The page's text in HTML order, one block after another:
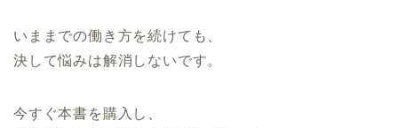
いままでの働き方を続けても、
決して悩みは解消しないです。
今すぐ本書を購入し、